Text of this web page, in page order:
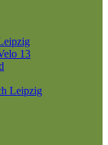
13
Leipzig